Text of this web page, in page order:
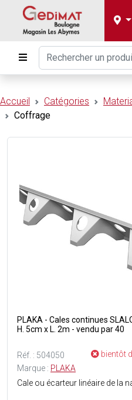
Accueil Catégories
Coffrage
PLAKA - Cales continues
H. 5cm x L. 2m - vendu par 40
Réf. : 504050
bientôt
Marque : PLAKA